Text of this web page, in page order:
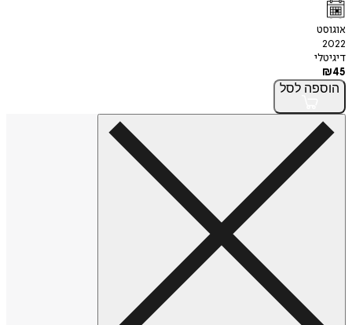
אוגוסט
2022
דיגיטלי
₪45
הוספה לסל